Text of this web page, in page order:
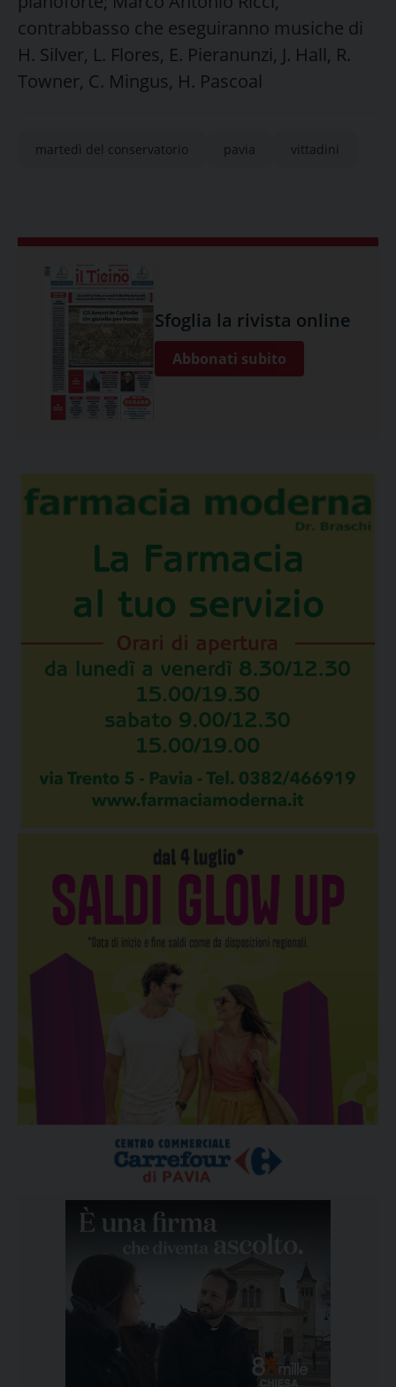
contrabbasso che eseguiranno musiche di
H. Silver, L. Flores, E. Pieranunzi, J. Hall, R.
Towner, C. Mingus, H. Pascoal
martedì del conservatorio pavia vittadini
Sfoglia la rivista online
Abbonati subito